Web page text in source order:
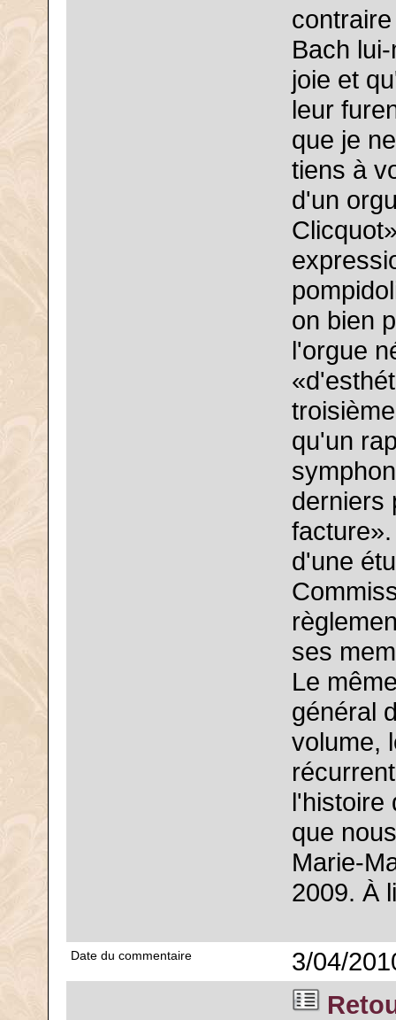
Bach
joie et
leur
que je
tiens à
d'un
on bien
l'orgue
qu'un
derniers
d'une
ses
Le
général
volume,
l'histoire
que
Marie-
2009. À
Date du commentaire
3/04/